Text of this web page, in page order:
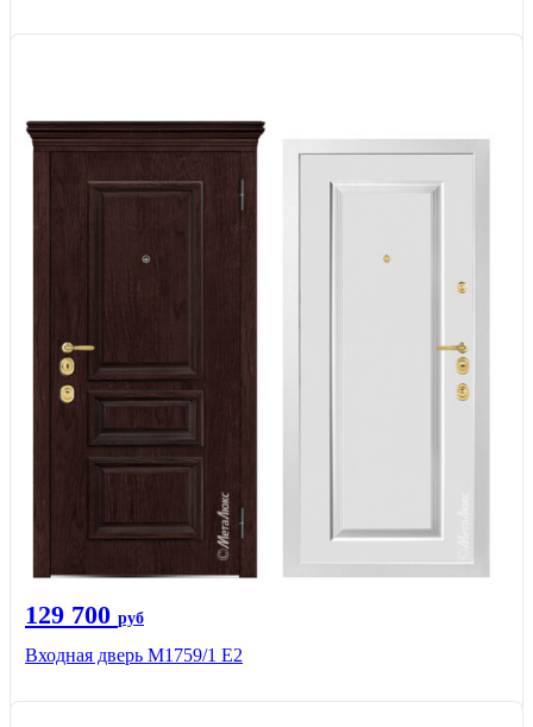
129 700 руб
Входная дверь М1759/1 Е2